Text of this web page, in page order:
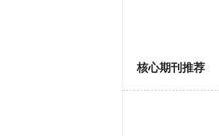
核心期刊推荐